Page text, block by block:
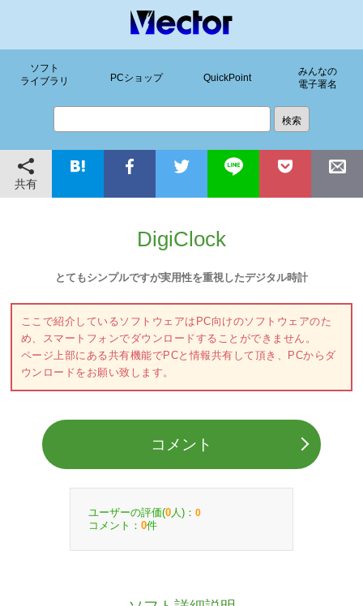
ソフト
ライブラリ
PCショップ QuickPoint
みんなの
電子署名
共有
DigiClock
とてもシンプルですが実用性を重視したデジタル時計
ここで紹介しているソフトウェアはPC向けのソフトウェアのた
め、スマートフォンでダウンロードすることができません。
ページ上部にある共有機能でPCと情報共有して頂き、PCからダ
ウンロードをお願い致します。
コメント
ユーザーの評価(0 人)： 0
コメント： 0件